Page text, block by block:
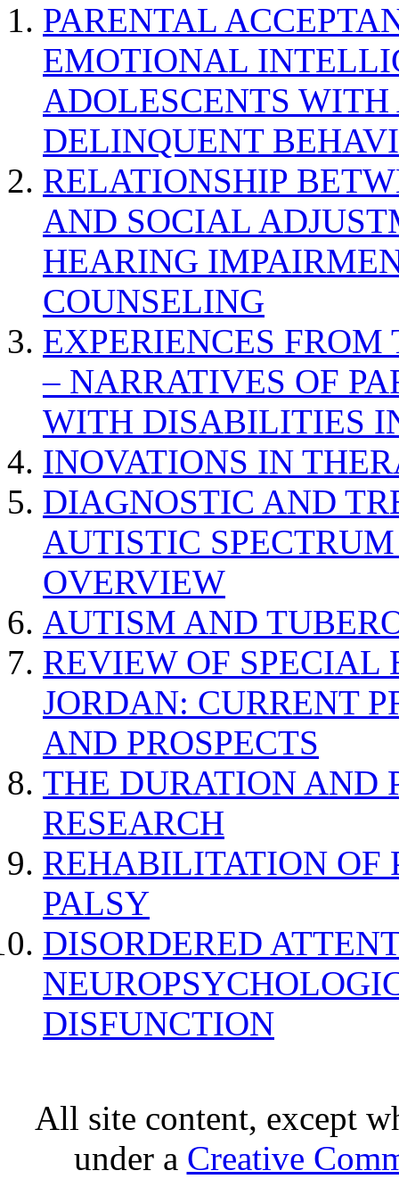
PARENTAL
EMOTIONAL
ADOLESCENTS
DELINQUENT
RELATIONSHIP
AND SOCIAL
HEARING
COUNSELING
EXPERIENCES
– NARRATIVES OF
WITH DISABILITIES
INOVATIONS IN
DIAGNOSTIC AND
AUTISTIC
OVERVIEW
AUTISM AND
REVIEW OF SPECIAL
JORDAN: CURRENT
AND PROSPECTS
THE DURATION AND
RESEARCH
REHABILITATION OF
PALSY
DISORDERED
DISFUNCTION
All site content, except
under a Creative